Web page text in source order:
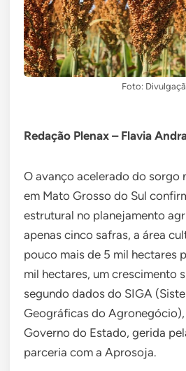
Foto:
Redação Plenax – Flavia
O avanço acelerado do sorgo
em Mato Grosso do Sul
estrutural no planejamento
apenas cinco safras, a área
pouco mais de 5 mil hectares
mil hectares, um crescimento
segundo dados do SIGA
Geográficas do
Governo do Estado, gerida
parceria com a Aprosoja.